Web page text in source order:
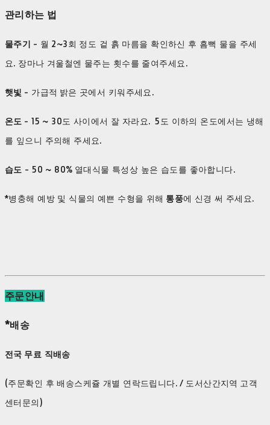
관리하는 법
물주기 - 월 2~3회 정도 겉 흙 마름을 확인하신 후 흠뻑 물을 주세
요. 장마나 겨울철엔 물주는 횟수를 줄여주세요.
햇빛 - 가급적 밝은 곳에서 키워주세요.
온도 - 15 ~ 30도 사이에서 잘 자라요. 5도 이하의 온도에서는 냉해
를 잎으니 주의해 주세요.
습도 - 50 ~ 80% 열대식물 특성상 높은 습도를 좋아합니다.
*병충해 예방 및 식물의 예쁜 수형을 위해 통풍에 신경 써 주세요.
주문안내
*배송
전국 무료 직배송
(주문확인 후 배송스케쥴 개별 연락드립니다. / 도서산간지역 고객
센터문의)